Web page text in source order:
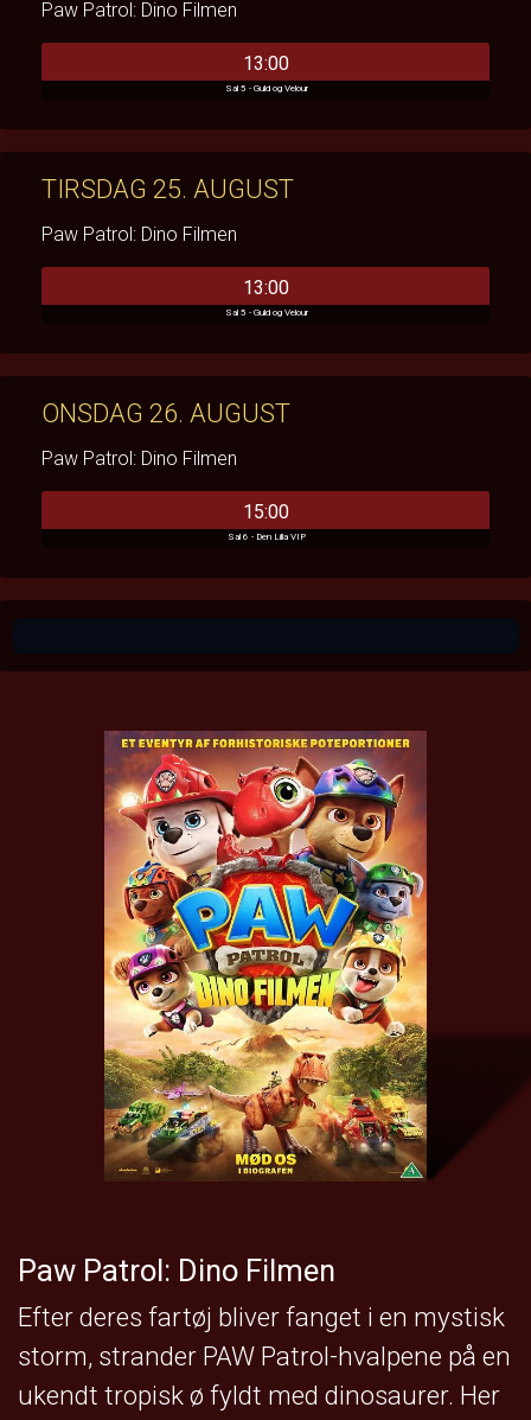
Paw Patrol: Dino Filmen
Sal 5 - Guld og Velour
13:00
TIRSDAG 25. AUGUST
Paw Patrol: Dino Filmen
Sal 5 - Guld og Velour
13:00
ONSDAG 26. AUGUST
Paw Patrol: Dino Filmen
Sal 6 - Den Lilla VIP
15:00
Paw Patrol: Dino Filmen
Efter deres fartøj bliver fanget i en mystisk
storm, strander PAW Patrol-hvalpene på en
ukendt tropisk ø fyldt med dinosaurer. Her